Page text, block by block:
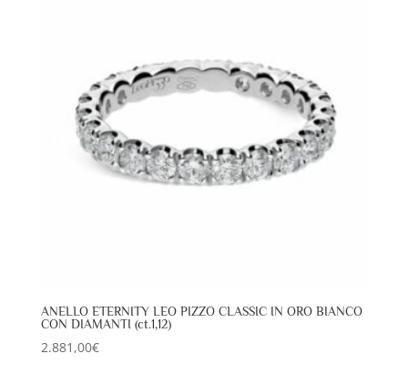
ANELLO ETERNITY LEO PIZZO CLASSIC IN ORO BIANCO
CON DIAMANTI (ct.1,12)
2.881,00€